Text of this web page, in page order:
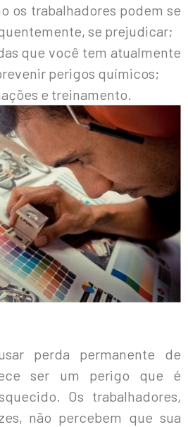
os trabalhadores podem se
se prejudicar;
que você tem atualmente
perigos químicos;
e treinamento.
perda permanente de
ser um perigo que é
Os trabalhadores,
não percebem que sua